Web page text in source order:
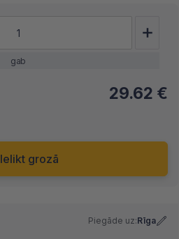
gab
29.62 €
Ielikt grozā
Piegāde uz:Rīga